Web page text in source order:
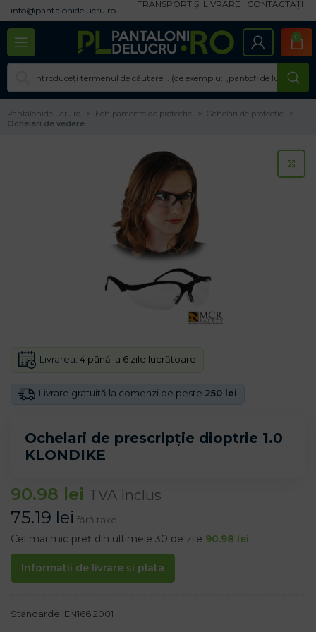
info@pantalonidelucru.ro
TRANSPORT ȘI LIVRARE CONTACTAȚI
0
Pantalonidelucru.ro Echipamente de protectie
Ochelari de protectie
Ochelari de vedere
Ochelari de prescripție dioptrie 1.0
KLONDIKE
Livrare gratuită la comenzi de peste 250 lei
Livrarea: 4 până la 6 zile lucrătoare
90.98 lei TVA inclus
75.19 lei fără taxe
Cel mai mic preț din ultimele 30 de zile 90.98 lei
Informatii de livrare si plata
Standarde: EN166:2001